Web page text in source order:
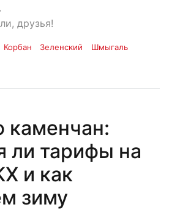
друзья!
Корбан Зеленский
Шмыгаль
каменчан:
ли тарифы на
и как
зиму